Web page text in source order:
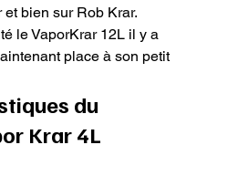
bien sur Rob Krar.
le VaporKrar 12L il y a
place à son petit
du
Krar 4L